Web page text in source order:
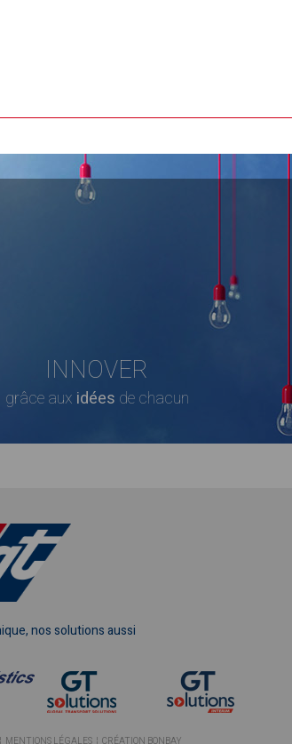
INNOVER
grâce aux idées de chacun
nos solutions aussi
MENTIONS LÉGALES¦ CRÉATION BONBAY